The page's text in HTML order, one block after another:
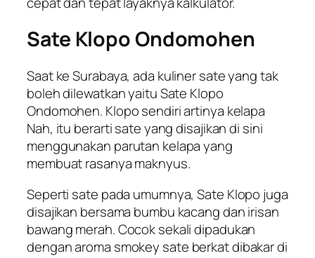
Sate Klopo Ondomohen
Saat ke Surabaya, ada kuliner sate yang tak
boleh dilewatkan yaitu Sate Klopo
Ondomohen. Klopo sendiri artinya kelapa
Nah, itu berarti sate yang disajikan di sini
menggunakan parutan kelapa yang
membuat rasanya maknyus.
Seperti sate pada umumnya, Sate Klopo juga
disajikan bersama bumbu kacang dan irisan
bawang merah. Cocok sekali dipadukan
dengan aroma smokey sate berkat dibakar di